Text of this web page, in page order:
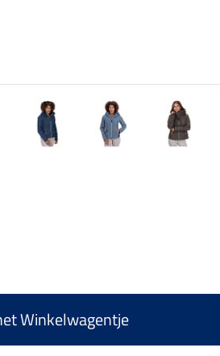
Winkelwagentje